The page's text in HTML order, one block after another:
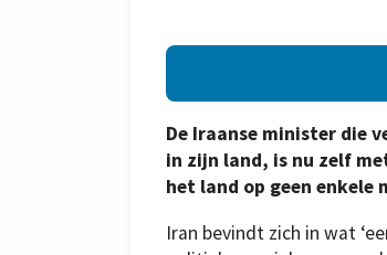
De Iraanse minister die
in zijn land, is nu zelf
het land op geen enkele
Iran bevindt zich in wat